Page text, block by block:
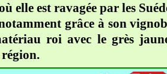
elle est ravagée par les
grâce à son
roi avec le grès